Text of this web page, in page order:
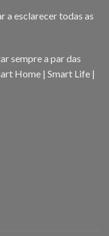
a esclarecer todas as
sempre a par das
Home | Smart Life |